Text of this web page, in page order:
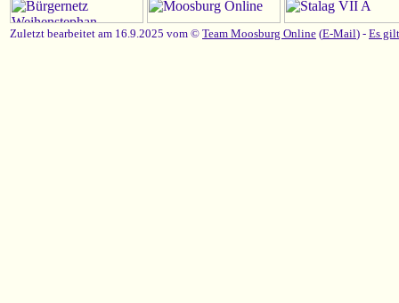
Zuletzt bearbeitet am 16.9.2025 vom © Team Moosburg Online (E-Mail) - Es